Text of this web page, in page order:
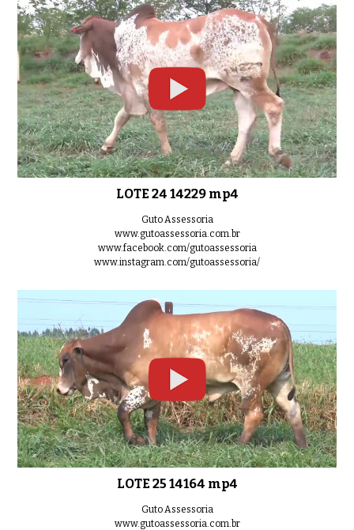
LOTE 24 14229 mp4
Guto Assessoria
www.gutoassessoria.com.br
www.facebook.com/gutoassessoria
www.instagram.com/gutoassessoria/
LOTE 25 14164 mp4
Guto Assessoria
www.gutoassessoria.com.br